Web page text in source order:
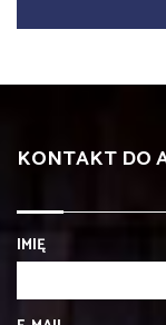
KONTAKT DO
IMIĘ